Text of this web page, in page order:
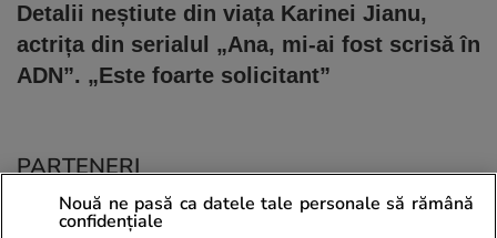
Detalii neștiute din viața Karinei Jianu,
actrița din serialul „Ana, mi-ai fost scrisă în
ADN”. „Este foarte solicitant”
PARTENERI
Nouă ne pasă ca datele tale personale să rămână
confidențiale